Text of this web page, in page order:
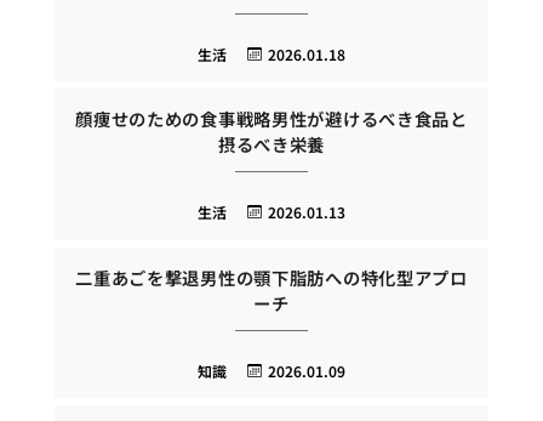
2026.01.18
生活
顔痩せのための食事戦略男性が避けるべき食品と
摂るべき栄養
2026.01.13
生活
二重あごを撃退男性の顎下脂肪への特化型アプロ
ーチ
2026.01.09
知識